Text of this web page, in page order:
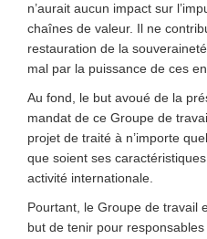
n’aurait aucun impact sur
chaînes de valeur. Il ne
restauration de la
mal par la puissance de ces
Au fond, le but avoué de la
mandat de ce Groupe de
projet de traité à n’importe
que soient ses
activité internationale.
Pourtant, le Groupe de travail
but de tenir pour